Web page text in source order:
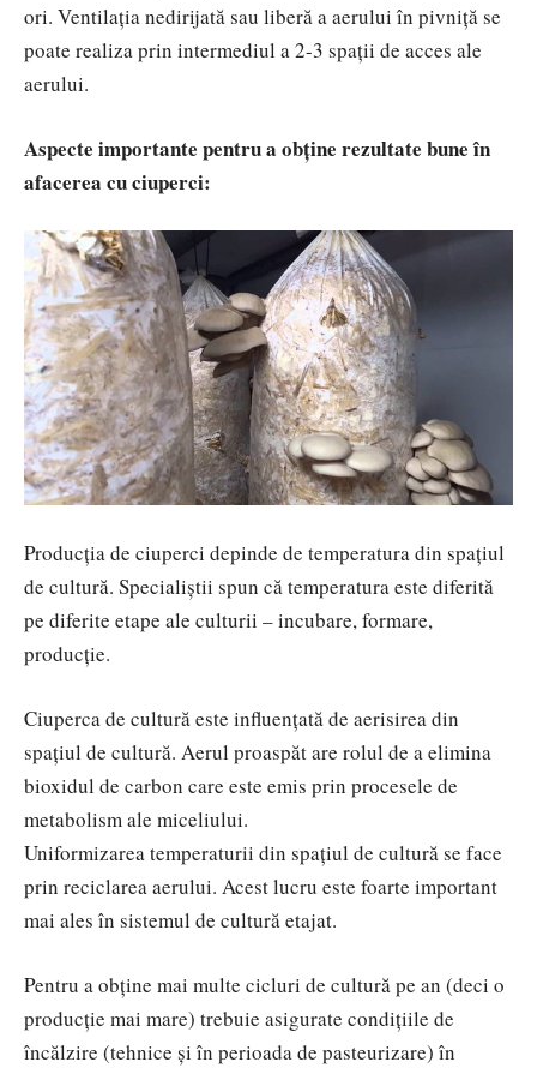
ori. Ventilația nedirijată sau liberă a aerului în pivniță se
poate realiza prin intermediul a 2-3 spații de acces ale
aerului.
Aspecte importante pentru a obține rezultate bune în
afacerea cu ciuperci:
Producția de ciuperci depinde de temperatura din spațiul
de cultură. Specialiștii spun că temperatura este diferită
pe diferite etape ale culturii – incubare, formare,
producție.
Ciuperca de cultură este influențată de aerisirea din
spațiul de cultură. Aerul proaspăt are rolul de a elimina
bioxidul de carbon care este emis prin procesele de
metabolism ale miceliului.
Uniformizarea temperaturii din spațiul de cultură se face
prin reciclarea aerului. Acest lucru este foarte important
mai ales în sistemul de cultură etajat.
Pentru a obține mai multe cicluri de cultură pe an (deci o
producție mai mare) trebuie asigurate condițiile de
încălzire (tehnice și în perioada de pasteurizare) în